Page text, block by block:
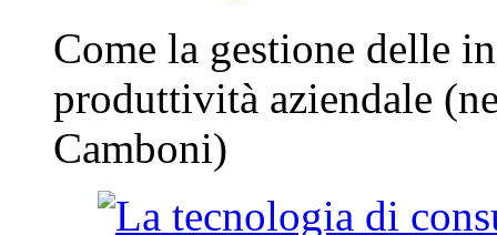
Come la gestione delle
produttività aziendale
Camboni)